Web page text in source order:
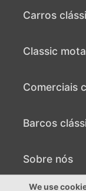
Carros
Classic
Comerciais
Barcos
Vender barco
Sobre nós
Sobre nós
We use